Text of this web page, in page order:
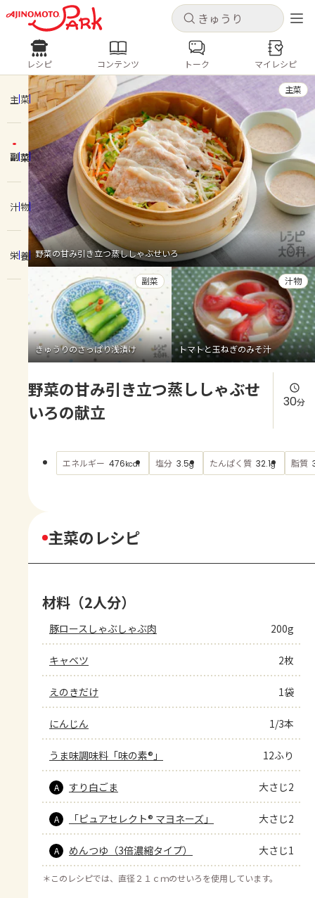
キャンセル
ログインするとレシピを保存できます
ログイン 新規登録
ホーム
コンテンツ
レシピ
トーク
よくあるお問い合わせ
お買い物
AJINOMOTO PARK とは
キャンセル
レシピ コンテンツ
人気の食材・レシピ
きゅうり なす トマト
とうもろこし
ピーマン
みょうが ゴーヤ
レシピ コンテンツ トーク マイレシピ
主菜
副菜
汁物
栄養 野菜の甘み引き立つ蒸ししゃぶせいろ
主菜
きゅうりのさっぱり浅漬け
副菜
トマトと玉ねぎのみそ汁
汁物
野菜の甘み引き立つ蒸ししゃぶせ
いろの献立
30分
エネルギー 476kcal 塩分 3.5g たんぱく質 32.1g 脂質
主菜のレシピ
材料（2人分）
豚ロースしゃぶしゃぶ肉 200g
キャベツ 2枚
えのきだけ 1袋
にんじん 1/3本
うま味調味料「味の素®」 12ふり
A すり白ごま 大さじ2
A 「ピュアセレクト® マヨネーズ」 大さじ2
A めんつゆ（3倍濃縮タイプ） 大さじ1
＊このレシピでは、直径２１ｃｍのせいろを使用しています。